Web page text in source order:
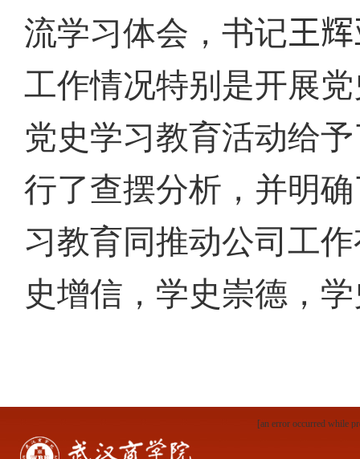
流学习体会，书记王
工作情况特别是开展
党史学习教育活动给
行了查摆分析，并明
习教育同推动公司工
史增信，学史崇德，
[an error occurred while